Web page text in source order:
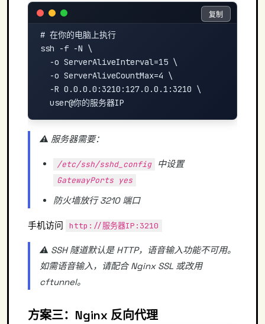
# 在你的电脑上执行
ssh -f -N \
  -o ServerAliveInterval=15 \
  -o ServerAliveCountMax=4 \
  -R 0.0.0.0:3210:127.0.0.1:3210 \
复制
复制
⚠️ 服务器需要：
/etc/ssh/sshd_config 中设置
GatewayPorts yes
防火墙放行 3210 端口
手机访问 http://服务器IP:3210
⚠️ SSH 隧道默认是 HTTP，语音输入功能不可用。
如需语音输入，请配合 Nginx SSL 或改用
cftunnel。
方案三：Nginx 反向代理